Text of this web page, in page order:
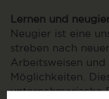
Lernen und
Neugier ist eine
streben nach
Arbeitsweisen und
Möglichkeiten.
unternehmerische